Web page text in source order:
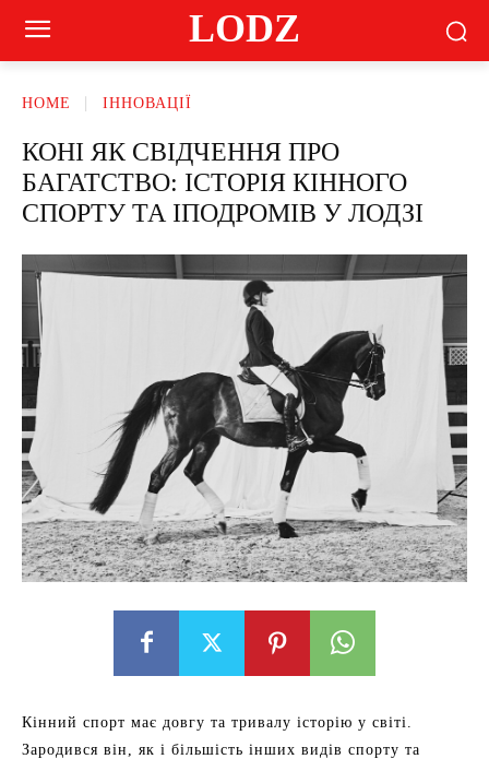
LODZ
HOME ІННОВАЦІЇ
КОНІ ЯК СВІДЧЕННЯ ПРО
БАГАТСТВО: ІСТОРІЯ КІННОГО
СПОРТУ ТА ІПОДРОМІВ У ЛОДЗІ
Кінний спорт має довгу та тривалу історію у світі.
Зародився він, як і більшість інших видів спорту та